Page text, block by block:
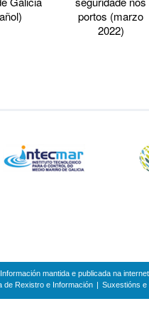
portos (marzo
2022)
mantida e publicada na
de Rexistro e Información Suxestións e